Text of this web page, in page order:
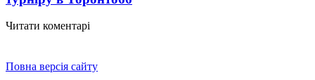
Читати коментарі
Повна версія сайту